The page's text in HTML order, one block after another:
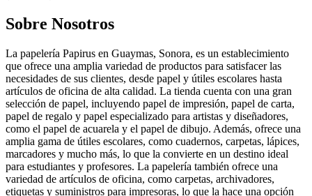
Sobre Nosotros
La papelería Papirus en Guaymas, Sonora, es un establecimiento
que ofrece una amplia variedad de productos para satisfacer las
necesidades de sus clientes, desde papel y útiles escolares hasta
artículos de oficina de alta calidad. La tienda cuenta con una gran
selección de papel, incluyendo papel de impresión, papel de carta,
papel de regalo y papel especializado para artistas y diseñadores,
como el papel de acuarela y el papel de dibujo. Además, ofrece una
amplia gama de útiles escolares, como cuadernos, carpetas, lápices,
marcadores y mucho más, lo que la convierte en un destino ideal
para estudiantes y profesores. La papelería también ofrece una
variedad de artículos de oficina, como carpetas, archivadores,
etiquetas y suministros para impresoras, lo que la hace una opción